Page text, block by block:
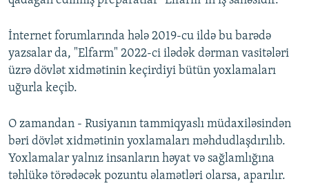
İnternet forumlarında hələ 2019-cu ildə bu barədə
yazsalar da, "Elfarm" 2022-ci ilədək dərman vasitələri
üzrə dövlət xidmətinin keçirdiyi bütün yoxlamaları
uğurla keçib.
O zamandan - Rusiyanın tammiqyaslı müdaxiləsindən
bəri dövlət xidmətinin yoxlamaları məhdudlaşdırılıb.
Yoxlamalar yalnız insanların həyat və sağlamlığına
təhlükə törədəcək pozuntu əlamətləri olarsa, aparılır.